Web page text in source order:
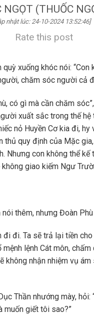
NGỌT (THUỐC
nhật lúc: 24-10-2024 13:52:46]
Rate this post
quỳ xuống khóc nói: “Con
chăm sóc người cả
có gì mà cần chăm
xuất sắc trong thế
nỏ Huyền Cơ kia đi, hy
thủ quy định của Mặc
Nhưng con không thể kế
giao kiếm Ngư
nói thêm, nhưng Đoàn
đi đi. Ta sẽ trả lại tiền
lệnh Cát môn,
không nhận nhiệm vụ
Thần nhướng mày, hỏi:
muốn giết tôi sao?”